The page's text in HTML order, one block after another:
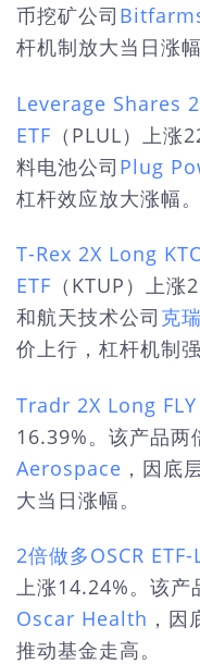
币挖矿公司
杆机制放大当日涨幅
Leverage Shares
ETF （PLUL）上
料电池公司 Plug
杠杆效应放大涨幅。
T-Rex 2X Long
ETF （KTUP）上
和航天技术公司 克
价上行，杠杆机制
Tradr 2X Long
16.39%。该产品两
Aerospace ，因底
大当日涨幅。
2倍做多OSCR
上涨14.24%。该产
Oscar Health ，
推动基金走高。